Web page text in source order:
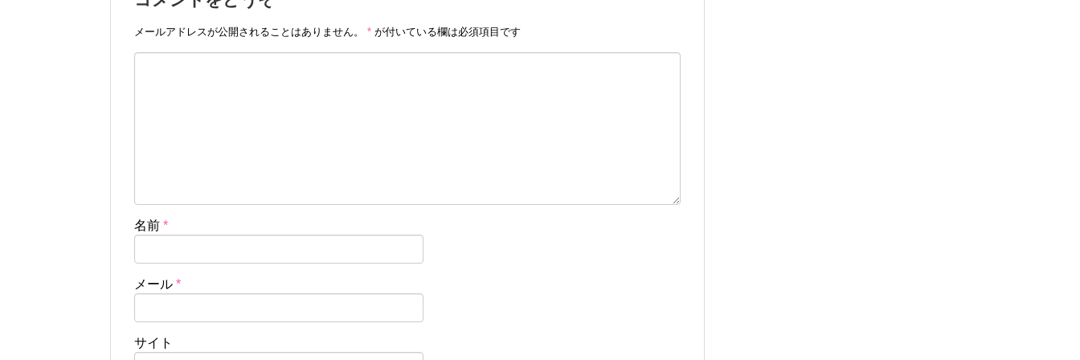
メールアドレスが公開されることはありません。 * が付いている欄は必須項目です
名前 *
メール *
サイト